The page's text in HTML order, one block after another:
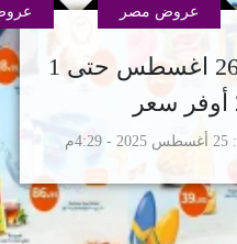
عروض كازيون اليوم 26 اغسطس حتى 1
عروض مصر
25 أغسطس 2025 - 4:29م